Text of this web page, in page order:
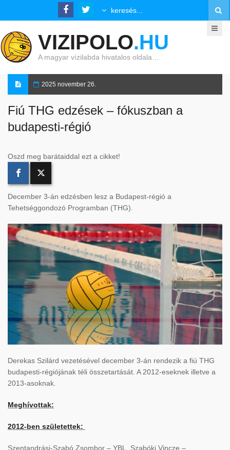
VIZIPOLO.HU
A magyar vízilabda hivatalos oldala…
2025 november 26.
Fiú THG edzések – fókuszban a
budapesti-régió
Oszd meg barátaiddal ezt a cikket!
December 3-án edzésben lesz a Budapest-régió a
Tehetséggondozó Programban (THG).
Derekas Szilárd vezetésével december 3-án rendezik a fiú THG
budapesti-régiójának téli összetartását. A 2012-eseknek illetve a
2013-asoknak.
Meghívottak:
2012-ben születettek:
Szentandrási-Szabó Zsombor – YBL, Szabóki Vincze –